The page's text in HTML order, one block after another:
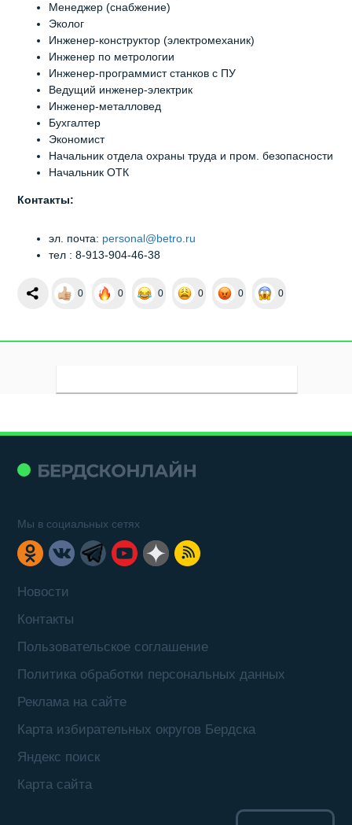
Менеджер (снабжение)
Эколог
Инженер-конструктор (электромеханик)
Инженер по метрологии
Инженер-программист станков с ПУ
Ведущий инженер-электрик
Инженер-металловед
Бухгалтер
Экономист
Начальник отдела охраны труда и пром. безопасности
Начальник ОТК
Контакты:
эл. почта: personal@betro.ru
тел : 8-913-904-46-38
0 0 0 0 0 0
Новости
Контакты
Пользовательское соглашение
Политика обработки персональных данных
Реклама на сайте
Карта избирательных округов Бердска
Яндекс поиск
Карта сайта
Мы в социальных сетях